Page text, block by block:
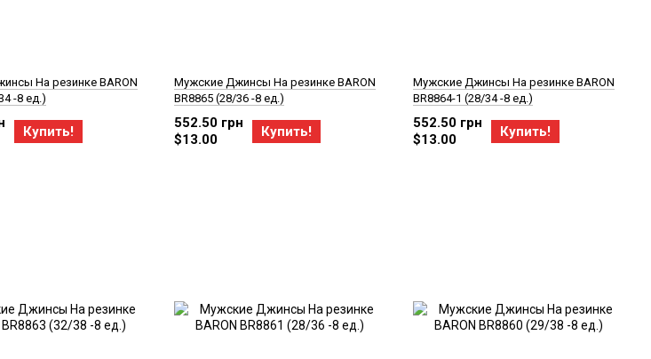
На резинке BARON
-8 ед.)
Купить!
Мужские Джинсы На резинке BARON
BR8865 (28/36 -8 ед.)
552.50 грн
$13.00
Купить!
Мужские Джинсы На резинке BARON
BR8864-1 (28/34 -8 ед.)
552.50 грн
$13.00
Купить!